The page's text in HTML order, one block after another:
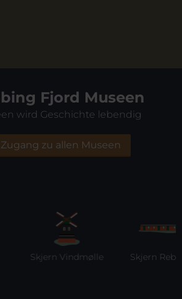
Fjord Museen
wird Geschichte lebendig
zu allen Museen
Skjern Vindmølle Skjern